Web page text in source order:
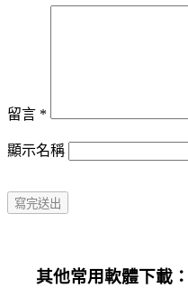
留言 *
顯示名稱
其他常用軟體下載：